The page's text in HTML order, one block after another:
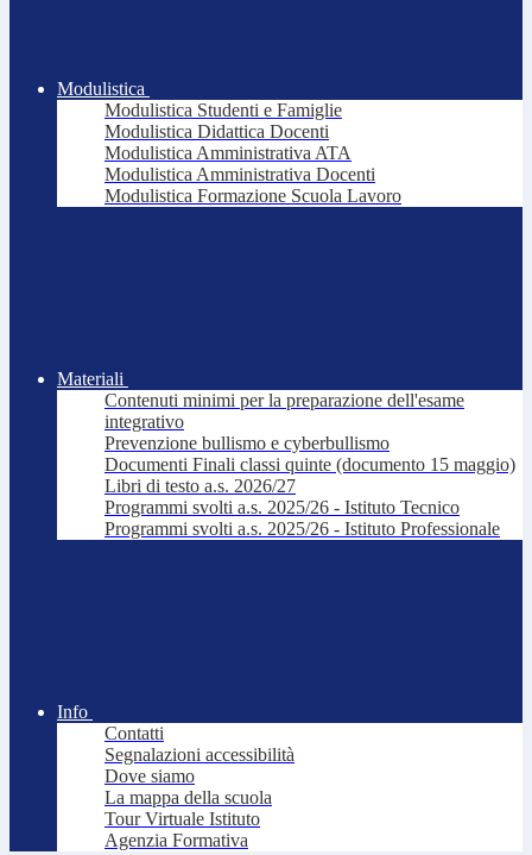
Modulistica
Modulistica Studenti e Famiglie
Modulistica Didattica Docenti
Modulistica Amministrativa ATA
Modulistica Amministrativa Docenti
Modulistica Formazione Scuola Lavoro
Materiali
Contenuti minimi per la preparazione dell'esame
integrativo
Prevenzione bullismo e cyberbullismo
Documenti Finali classi quinte (documento 15 maggio)
Libri di testo a.s. 2026/27
Programmi svolti a.s. 2025/26 - Istituto Tecnico
Programmi svolti a.s. 2025/26 - Istituto Professionale
Info
Contatti
Segnalazioni accessibilità
Dove siamo
La mappa della scuola
Tour Virtuale Istituto
Agenzia Formativa